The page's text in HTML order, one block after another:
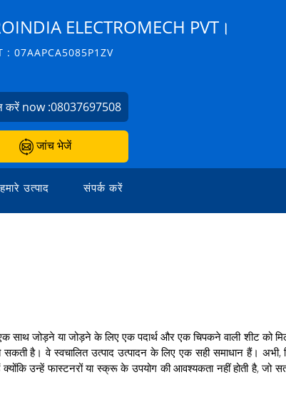
ELECTROMECH PVT।
: 07AAPCA5085P1ZV
करें now :08037697508
जांच भेजें
हमारे उत्पाद संपर्क करें
साथ जोड़ने या जोड़ने के लिए एक पदार्थ और एक चिपकने वाली शीट को
है। वे स्वचालित उत्पाद उत्पादन के लिए एक सही समाधान हैं।
उन्हें फास्टनरों या स्क्रू के उपयोग की आवश्यकता नहीं होती है,